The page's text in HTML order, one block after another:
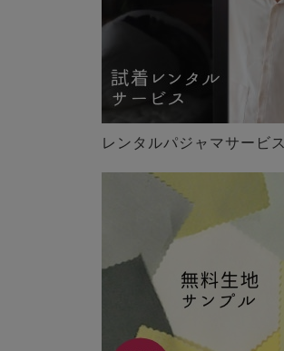
レンタルパジャマサービス